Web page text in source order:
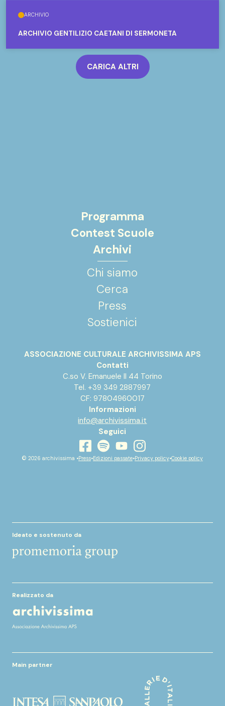
ARCHIVIO
ARCHIVIO GENTILIZIO CAETANI DI SERMONETA
CARICA ALTRI
Programma
Contest Scuole
Archivi
Chi siamo
Cerca
Press
Sostienici
ASSOCIAZIONE CULTURALE ARCHIVISSIMA APS
Contatti
C.so V. Emanuele II 44 Torino
Tel. +39 349 2887997
CF: 97804960017
Informazioni
info@archivissima.it
Seguici
facebook
spotifyyoutubeinstagram
© 2026 archivissima •Press•Edizioni passate•Privacy policy•Cookie policy
Ideato e sostenuto da
Realizzato da
Main partner